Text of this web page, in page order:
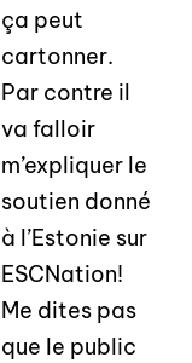
ça peut
cartonner.
Par contre il
va falloir
m’expliquer le
soutien donné
à l’Estonie sur
ESCNation!
Me dites pas
que le public